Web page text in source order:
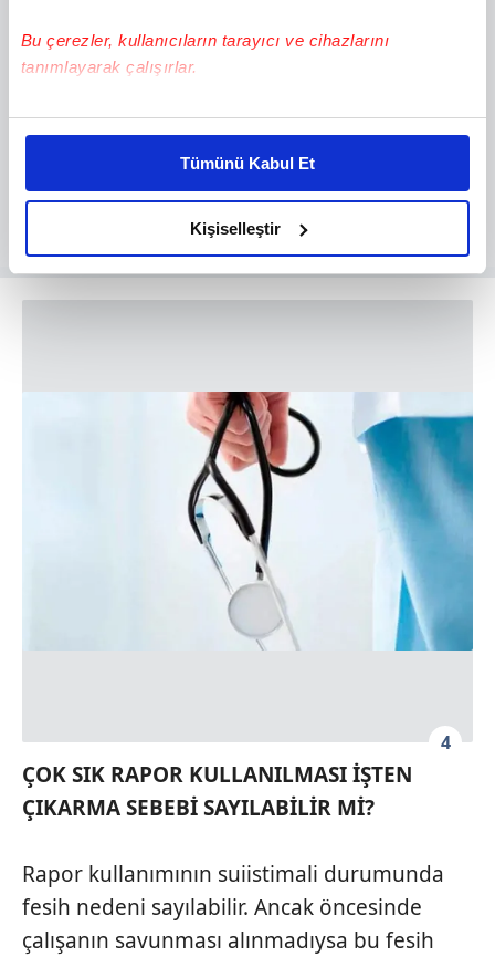
Bu çerezler, kullanıcıların tarayıcı ve cihazlarını
tanımlayarak çalışırlar.
Bu çerezlere izin vermeniz halinde sizlere özel
daha iyi reklam deneyimi yaşatabiliriz. Bunu yaparken
amacımızın size daha iyi bir reklam deneyimi sunmak
olduğunu ve sizlere en iyi içerikleri sunabilmek adına
elimizden gelen çabayı gösterdiğimizi ve bu noktada,
reklamların maliyetlerimizi karşılamak noktasında tek gelir
kalemimiz olduğunu sizlere hatırlatmak isteriz.
Sizlere daha iyi bir hizmet sunabilmek için İnternet
Sitemizde kendimize ve üçüncü kişilere ait çerezler
kullanılmaktadır. Bu çerezler vasıtasıyla çeşitli kişisel
verileriniz işlenmekte olup gerekli olan çerezler bilgi
toplumu hizmetlerinin sunulması amacıyla
kullanılmaktadır. Diğer çerezler, sitemizin daha işlevsel
kılınması ve kişiselleştirilmesi ve sizlere yönelik
reklam/pazarlama faaliyetlerinin yapılması, amaçlarıyla
için Ayarlar butonuna tıklayabilir,Çerez Bilgilendirme
Metnimiziziyaret edebilirsiniz.
6698 sayılı Kişisel Verilerin Korunması Kanunu uyarınca
hazırlanmış Aydınlatma Metnimizi okumak ve sitemizde
ilgili mevzuata uygun olarak kullanılan çerezlerle ilgili bilgi
almak için lütfentıklayınız .
Tümünü Kabul Et
Kişiselleştir
4
ÇOK SIK RAPOR KULLANILMASI İŞTEN
ÇIKARMA SEBEBİ SAYILABİLİR Mİ?
Rapor kullanımının suiistimali durumunda
fesih nedeni sayılabilir. Ancak öncesinde
çalışanın savunması alınmadıysa bu fesih